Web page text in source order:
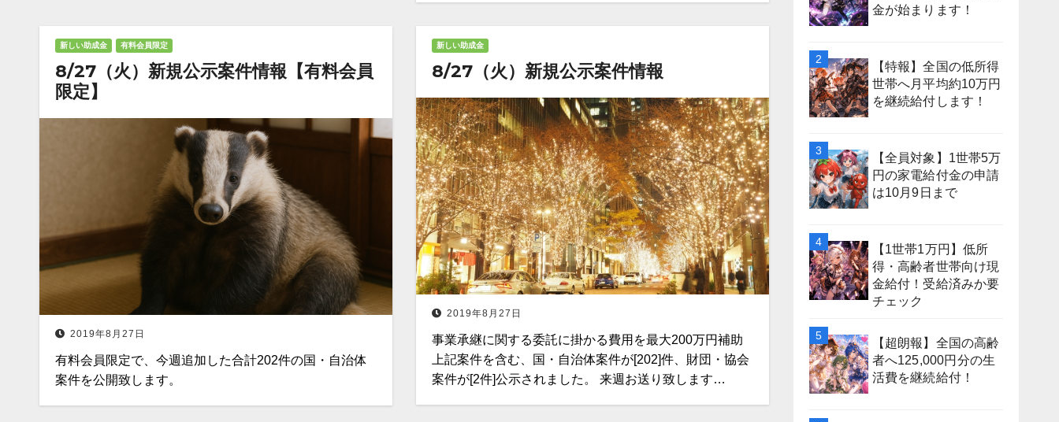
新しい助成金 有料会員限定
8/27（火）新規公示案件情報【有料会員
限定】
2019年8月27日
有料会員限定で、今週追加した合計202件の国・自治体
案件を公開致します。
新しい助成金
8/27（火）新規公示案件情報
2019年8月27日
事業承継に関する委託に掛かる費用を最大200万円補助
上記案件を含む、国・自治体案件が[202]件、財団・協会
案件が[2件]公示されました。 来週お送り致します…
金が始まります！
【特報】全国の低所得
世帯へ月平均約10万円
を継続給付します！
【全員対象】1世帯5万
円の家電給付金の申請
は10月9日まで
【1世帯1万円】低所
得・高齢者世帯向け現
金給付！受給済みか要
チェック
【超朗報】全国の高齢
者へ125,000円分の生
活費を継続給付！